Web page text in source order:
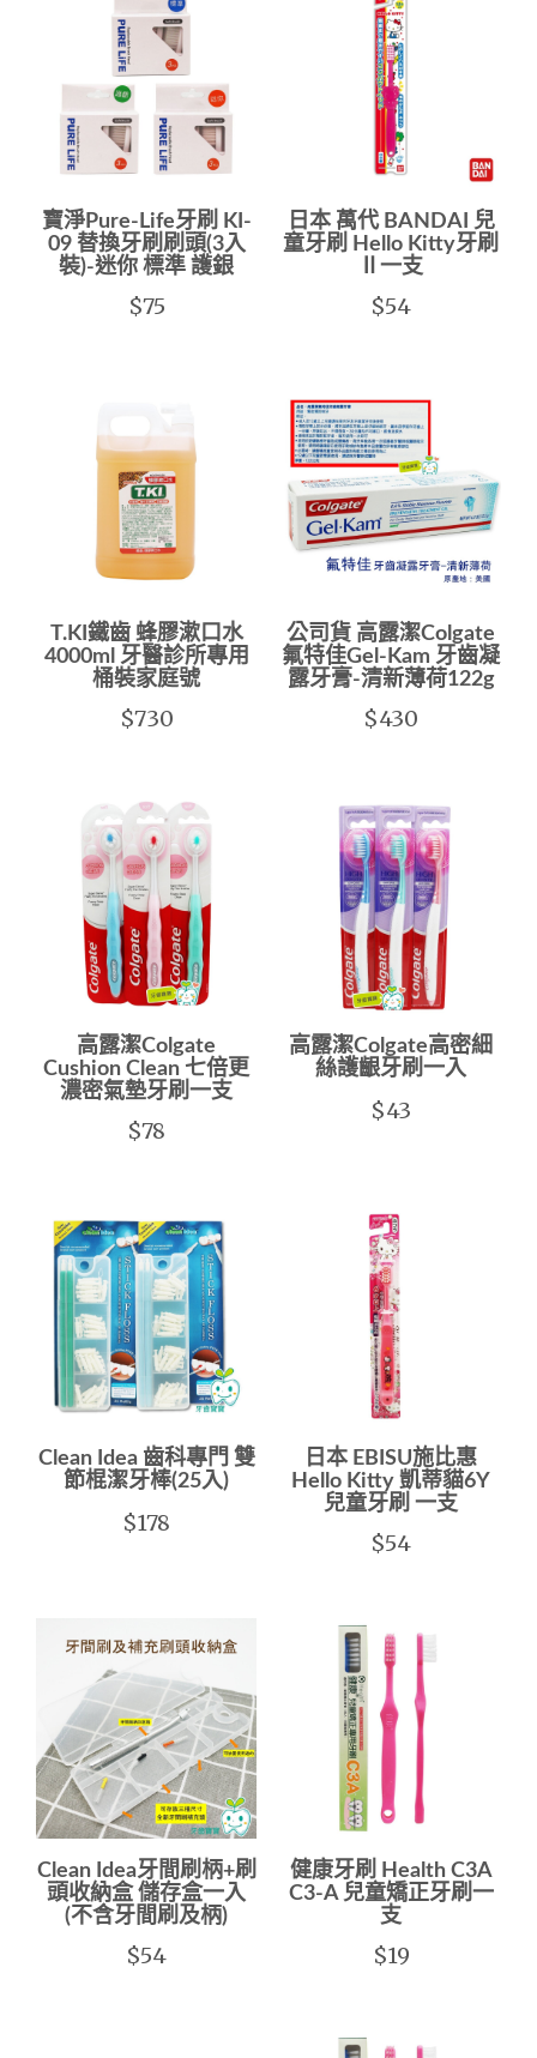
寶淨Pure-Life牙刷 KI-
09 替換牙刷刷頭(3入
裝)-迷你 標準 護銀
$75
日本 萬代 BANDAI 兒
童牙刷 Hello Kitty牙刷
Ⅱ一支
$54
T.KI鐵齒 蜂膠漱口水
4000ml 牙醫診所專用
桶裝家庭號
$730
公司貨 高露潔Colgate
氟特佳Gel-Kam 牙齒凝
露牙膏-清新薄荷122g
$430
高露潔Colgate
Cushion Clean 七倍更
濃密氣墊牙刷一支
$78
高露潔Colgate高密細
絲護齦牙刷一入
$43
Clean Idea 齒科專門 雙
節棍潔牙棒(25入)
$178
日本 EBISU施比惠
Hello Kitty 凱蒂貓6Y
兒童牙刷 一支
$54
Clean Idea牙間刷柄+刷
頭收納盒 儲存盒一入
(不含牙間刷及柄)
$54
健康牙刷 Health C3A
C3-A 兒童矯正牙刷一
支
$19